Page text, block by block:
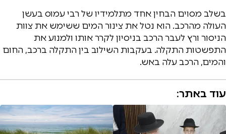
בשלב מסוים הבחין אחד מתלמידיו של רבי עמוס בעשן
העולה מהרכב. הוא נטל את צינור המים ששימש את צוות
הניסור ורץ לעבר הרכב בניסיון לקרר אותו ולמנוע את
התפשטות התקלה. בעקבות השילוב בין התקלה ברכב, החום
והמים, הרכב עלה באש.
עוד באתר: